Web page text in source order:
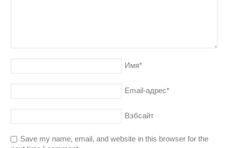
Имя*
Email-адрес*
Вэбсайт
Save my name, email, and website in this browser for the